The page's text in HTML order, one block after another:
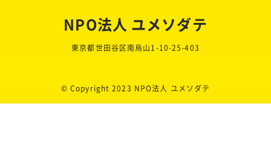
NPO法人 ユメソダテ
東京都世田谷区南烏山1-10-25-403
© Copyright 2023 NPO法人 ユメソダテ